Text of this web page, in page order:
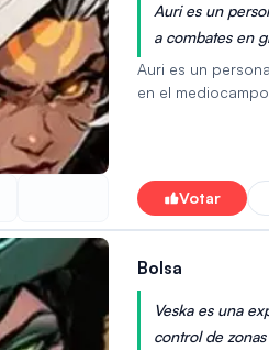
Auri es un
a combates en
beneficios de
combate.
Auri es un
en el
defensivas para
Votar
Bolsa
Veska es una
control de